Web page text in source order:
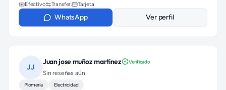
Efectivo
Transfer. Tarjeta
WhatsApp Ver perfil
JJ
Juan jose muñoz martinez Verificado
Sin reseñas aún
Plomería Electricidad